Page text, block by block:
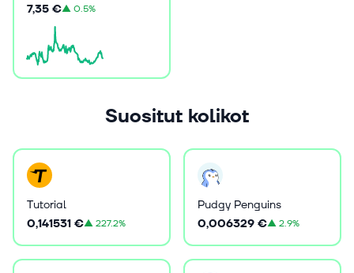
7,35 €▲0.5%
Suositut kolikot
Tutorial
0,141531 €▲227.2%
Pudgy Penguins
0,006329 €▲2.9%